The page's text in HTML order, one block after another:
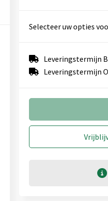
Selecteer uw opties
Leveringstermijn
Leveringstermijn